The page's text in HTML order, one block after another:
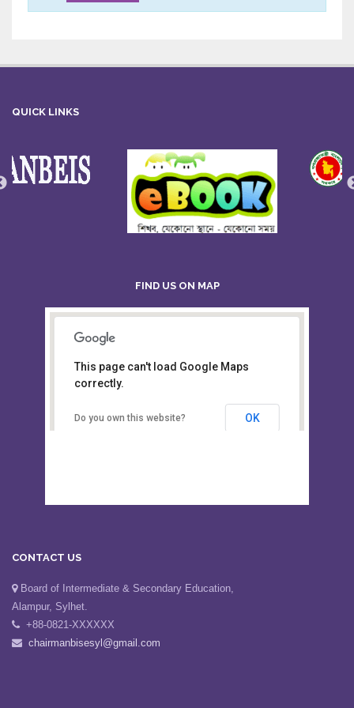
QUICK LINKS
FIND US ON MAP
Board of Intermediate &
Secondary Education, Alampur,
Sylhet
This page can't load Google Maps
Board of Intermediate & Secondary Education,
Alampur, Sylhet.
+88-0821-XXXXXX